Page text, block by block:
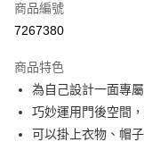
悠遊付
全盈+PAY
大哥付你分期
相關說明
商品編號
7267380
商品特色
為自己設計一面專
巧妙運用門後空間
可以掛上衣物、帽